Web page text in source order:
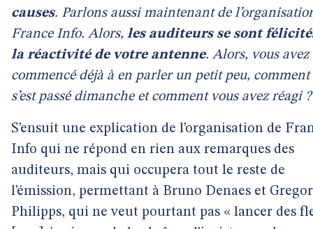
causes. Parlons aussi maintenant de
France Info. Alors, les auditeurs se sont
la réactivité de votre antenne. Alors, vous avez
commencé déjà à en parler un petit peu, comment
s’est passé dimanche et comment vous avez réagi
S’ensuit une explication de l’organisation de
Info qui ne répond en rien aux remarques des
auditeurs, mais qui occupera tout le reste de
l’émission, permettant à Bruno Denaes et
Philipps, qui ne veut pourtant pas « lancer des